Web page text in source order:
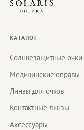
КАТАЛОГ
Солнцезащитные очки
Медицинские оправы
Линзы для очков
Контактные линзы
Аксессуары